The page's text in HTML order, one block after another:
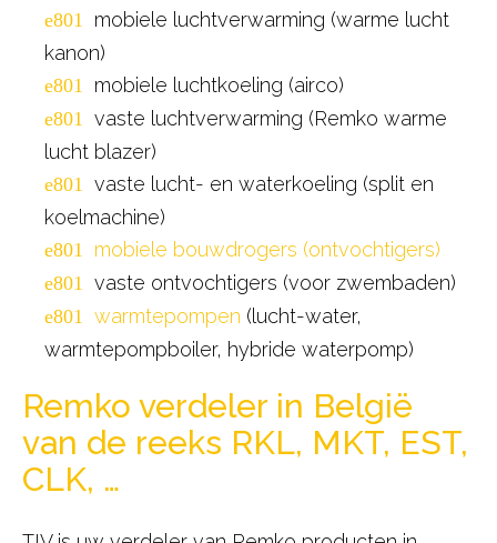
mobiele luchtverwarming (warme lucht
kanon)
mobiele luchtkoeling (airco)
vaste luchtverwarming (Remko warme
lucht blazer)
vaste lucht- en waterkoeling (split en
koelmachine)
mobiele bouwdrogers (ontvochtigers)
vaste ontvochtigers (voor zwembaden)
warmtepompen (lucht-water,
warmtepompboiler, hybride waterpomp)
Remko verdeler in België
van de reeks RKL, MKT, EST,
CLK, …